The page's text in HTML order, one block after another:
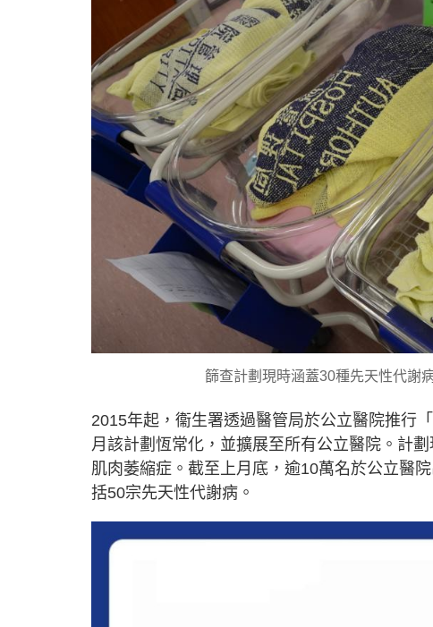
篩查計劃現時涵蓋30種先天性代謝
2015年起，衞生署透過醫管局於公立醫院推行
月該計劃恆常化，並擴展至所有公立醫院。計
肌肉萎縮症。截至上月底，逾10萬名於公立醫
括50宗先天性代謝病。